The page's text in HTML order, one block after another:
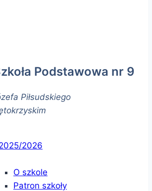
Podstawowa nr 9
Piłsudskiego
2026
O szkole
Patron szkoły